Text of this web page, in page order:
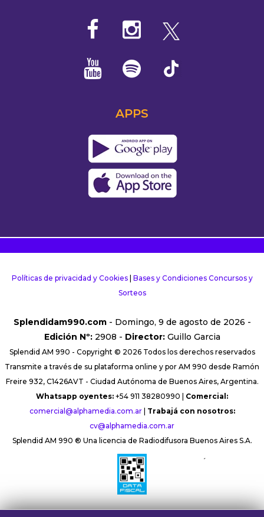
APPS
Políticas de privacidad y Cookies| Bases y Condiciones Concursos y
Sorteos
Splendidam990.com- Domingo, 9 de agosto de 2026 -
Edición Nº:2908 - Director:Guillo Garcia
Splendid AM 990 - Copyright © 2026 Todos los derechos reservados
Transmite a través de su plataforma online y por AM 990 desde Ramón
Freire 932, C1426AVT - Ciudad Autónoma de Buenos Aires, Argentina.
Whatsapp oyentes: +54 911 38280990 | Comercial:
comercial@alphamedia.com.ar| Trabajá con nosotros:
cv@alphamedia.com.ar
Splendid AM 990 ® Una licencia de Radiodifusora Buenos Aires S.A.
´